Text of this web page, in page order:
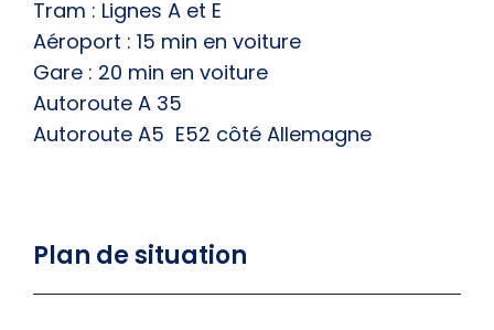
Tram : Lignes A et E
Aéroport : 15 min en voiture
Gare : 20 min en voiture
Autoroute A 35
Autoroute A5  E52 côté Allemagne
Plan de situation